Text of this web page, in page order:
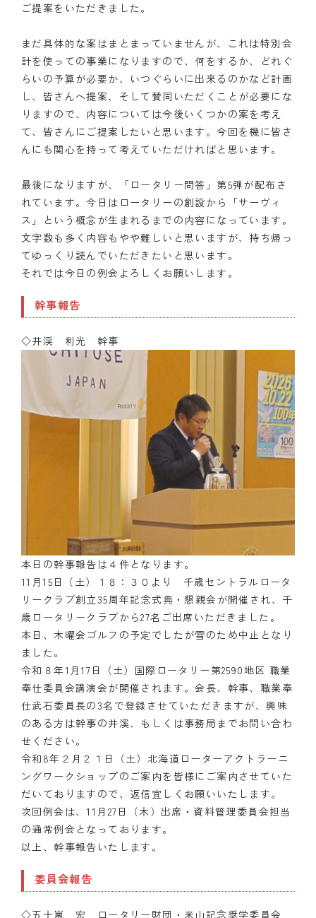
ご提案をいただきました。
まだ具体的な案はまとまっていませんが、これは特別会
計を使っての事業になりますので、何をするか、どれぐ
らいの予算が必要か、いつぐらいに出来るのかなど計画
し、皆さんへ提案、そして賛同いただくことが必要にな
りますので、内容については今後いくつかの案を考え
て、皆さんにご提案したいと思います。今回を機に皆さ
んにも関心を持って考えていただければと思います。
最後になりますが、「ロータリー問答」第5弾が配布さ
れています。今日はロータリーの創設から「サーヴィ
ス」という概念が生まれるまでの内容になっています。
文字数も多く内容もやや難しいと思いますが、持ち帰っ
てゆっくり読んでいただきたいと思います。
それでは今日の例会よろしくお願いします。
幹事報告
◇井渓 利光 幹事
本日の幹事報告は４件となります。
11月15日（土）１８：３０より 千歳セントラルロータ
リークラブ創立35周年記念式典・懇親会が開催され、千
歳ロータリークラブから27名ご出席いただきました。
本日、木曜会ゴルフの予定でしたが雪のため中止となり
ました。
令和８年1月17日（土）国際ロータリー第2590地区 職業
奉仕委員会講演会が開催されます。会長、幹事、職業奉
仕武石委員長の3名で登録させていただきますが、興味
のある方は幹事の井溪、もしくは事務局までお問い合わ
せください。
令和8年２月２１日（土）北海道ローターアクトラーニ
ングワークショップのご案内を皆様にご案内させていた
だいておりますので、返信宜しくお願いいたします。
次回例会は、11月27日（木）出席・資料管理委員会担当
の通常例会となっております。
以上、幹事報告いたします。
委員会報告
◇五十嵐 宏 ロータリー財団・米山記念奨学委員会